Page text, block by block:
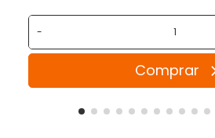
-
Comprar